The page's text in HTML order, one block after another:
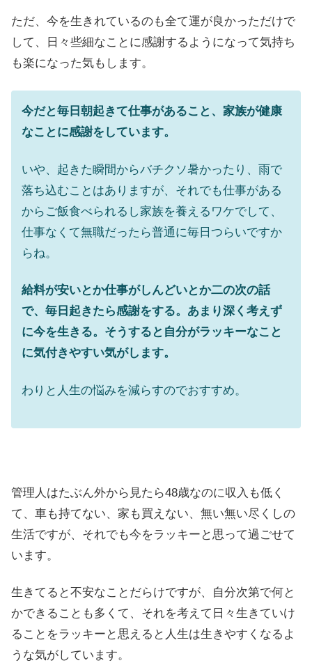
ただ、今を生きれているのも全て運が良かっただけで
して、日々些細なことに感謝するようになって気持ち
も楽になった気もします。
今だと毎日朝起きて仕事があること、家族が健康
なことに感謝をしています。
いや、起きた瞬間からバチクソ暑かったり、雨で
落ち込むことはありますが、それでも仕事がある
からご飯食べられるし家族を養えるワケでして、
仕事なくて無職だったら普通に毎日つらいですか
らね。
給料が安いとか仕事がしんどいとか二の次の話
で、毎日起きたら感謝をする。あまり深く考えず
に今を生きる。そうすると自分がラッキーなこと
に気付きやすい気がします。
わりと人生の悩みを減らすのでおすすめ。
管理人はたぶん外から見たら48歳なのに収入も低く
て、車も持てない、家も買えない、無い無い尽くしの
生活ですが、それでも今をラッキーと思って過ごせて
います。
生きてると不安なことだらけですが、自分次第で何と
かできることも多くて、それを考えて日々生きていけ
ることをラッキーと思えると人生は生きやすくなるよ
うな気がしています。